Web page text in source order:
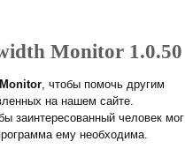
Monitor 1.0.50
, чтобы помочь другим
на нашем сайте.
заинтересованный человек мог
ему необходима.